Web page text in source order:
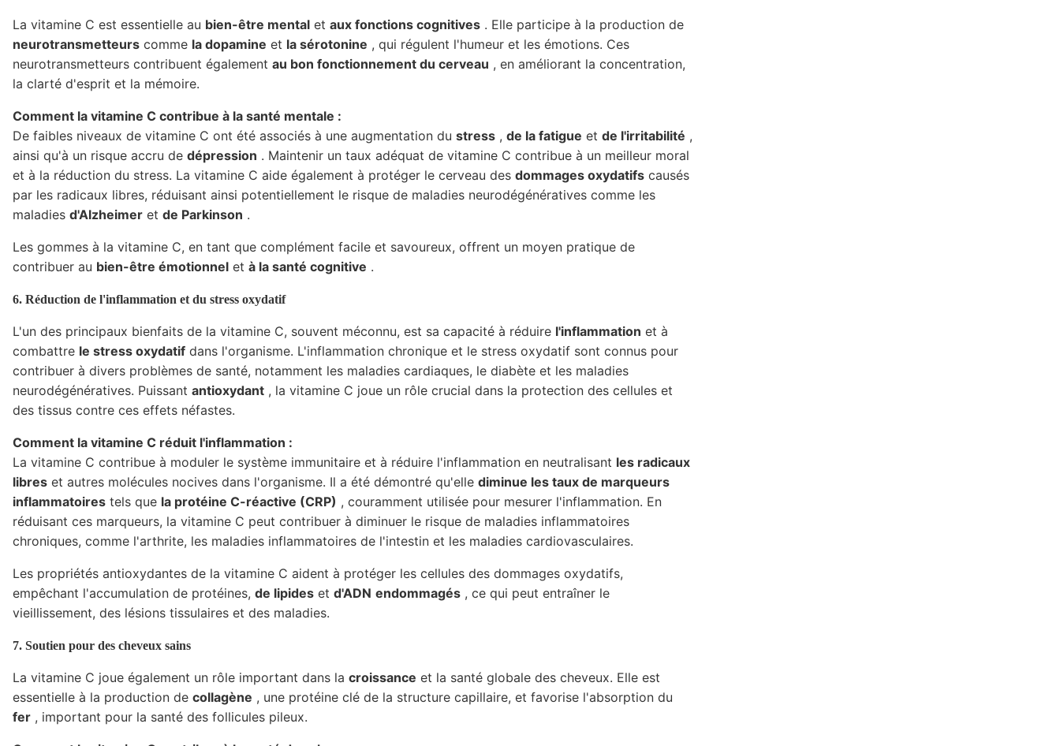
La vitamine C est essentielle au bien-être mental et aux fonctions cognitives . Elle participe à la production de
neurotransmetteurs comme la dopamine et la sérotonine , qui régulent l'humeur et les émotions. Ces
neurotransmetteurs contribuent également au bon fonctionnement du cerveau , en améliorant la concentration,
la clarté d'esprit et la mémoire.
Comment la vitamine C contribue à la santé mentale :
De faibles niveaux de vitamine C ont été associés à une augmentation du stress , de la fatigue et de l'irritabilité ,
ainsi qu'à un risque accru de dépression . Maintenir un taux adéquat de vitamine C contribue à un meilleur moral
et à la réduction du stress. La vitamine C aide également à protéger le cerveau des dommages oxydatifs causés
par les radicaux libres, réduisant ainsi potentiellement le risque de maladies neurodégénératives comme les
maladies d'Alzheimer et de Parkinson .
Les gommes à la vitamine C, en tant que complément facile et savoureux, offrent un moyen pratique de
contribuer au bien-être émotionnel et à la santé cognitive .
6. Réduction de l'inflammation et du stress oxydatif
L'un des principaux bienfaits de la vitamine C, souvent méconnu, est sa capacité à réduire l'inflammation et à
combattre le stress oxydatif dans l'organisme. L'inflammation chronique et le stress oxydatif sont connus pour
contribuer à divers problèmes de santé, notamment les maladies cardiaques, le diabète et les maladies
neurodégénératives. Puissant antioxydant , la vitamine C joue un rôle crucial dans la protection des cellules et
des tissus contre ces effets néfastes.
Comment la vitamine C réduit l'inflammation :
La vitamine C contribue à moduler le système immunitaire et à réduire l'inflammation en neutralisant les radicaux
libres et autres molécules nocives dans l'organisme. Il a été démontré qu'elle diminue les taux de marqueurs
inflammatoires tels que la protéine C-réactive (CRP) , couramment utilisée pour mesurer l'inflammation. En
réduisant ces marqueurs, la vitamine C peut contribuer à diminuer le risque de maladies inflammatoires
chroniques, comme l'arthrite, les maladies inflammatoires de l'intestin et les maladies cardiovasculaires.
Les propriétés antioxydantes de la vitamine C aident à protéger les cellules des dommages oxydatifs,
empêchant l'accumulation de protéines, de lipides et d'ADN endommagés , ce qui peut entraîner le
vieillissement, des lésions tissulaires et des maladies.
7. Soutien pour des cheveux sains
La vitamine C joue également un rôle important dans la croissance et la santé globale des cheveux. Elle est
essentielle à la production de collagène , une protéine clé de la structure capillaire, et favorise l'absorption du
fer , important pour la santé des follicules pileux.